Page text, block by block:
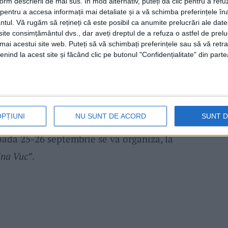
a accesa informații mai detaliate și a vă schimba preferințele
Vă rugăm să rețineți că este posibil ca anumite prelucrări ale
consimțământul dvs., dar aveți dreptul de a refuza o astfel de
acestui site web. Puteți să vă schimbați preferințele sau să vă
la acest site și făcând clic pe butonul "Confidențialitate" din
NU SUNT DE ACORD SUNT
laClubul Sportiv Școlar Reșița, a
sferturi, nereușind să se lupte pentru
Emanuel Mașniță, care a
a declarat
staff-ului tehnic format dinAdrian
Pentru luptători urmează o nouă
25-26 septembrie se va organiza, la
Vuc”.